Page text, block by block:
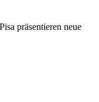
präsentieren neue